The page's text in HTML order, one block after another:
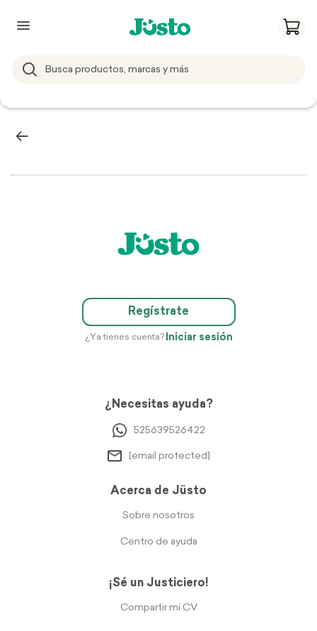
Regístrate
¿Ya tienes cuenta? Iniciar sesión
¿Necesitas ayuda?
525639526422
[email protected]
Acerca de Jüsto
Sobre nosotros
Centro de ayuda
¡Sé un Justiciero!
Compartir mi CV